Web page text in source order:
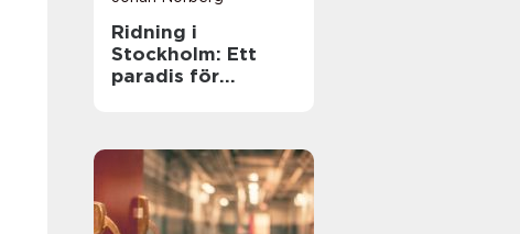
Ridning i
Stockholm: Ett
paradis för